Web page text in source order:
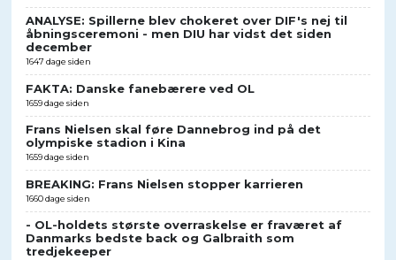
ANALYSE: Spillerne blev chokeret over DIF's nej til
åbningsceremoni - men DIU har vidst det siden
december
1647 dage siden
FAKTA: Danske fanebærere ved OL
1659 dage siden
Frans Nielsen skal føre Dannebrog ind på det
olympiske stadion i Kina
1659 dage siden
BREAKING: Frans Nielsen stopper karrieren
1660 dage siden
- OL-holdets største overraskelse er fraværet af
Danmarks bedste back og Galbraith som
tredjekeeper